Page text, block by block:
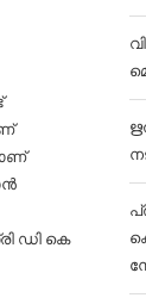
ഡി കെ